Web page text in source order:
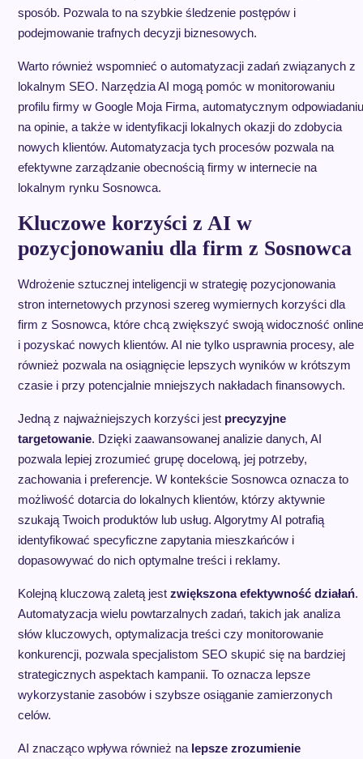
sposób. Pozwala to na szybkie śledzenie postępów i
podejmowanie trafnych decyzji biznesowych.
Warto również wspomnieć o automatyzacji zadań związanych z
lokalnym SEO. Narzędzia AI mogą pomóc w monitorowaniu
profilu firmy w Google Moja Firma, automatycznym odpowiadaniu
na opinie, a także w identyfikacji lokalnych okazji do zdobycia
nowych klientów. Automatyzacja tych procesów pozwala na
efektywne zarządzanie obecnością firmy w internecie na
lokalnym rynku Sosnowca.
Kluczowe korzyści z AI w
pozycjonowaniu dla firm z Sosnowca
Wdrożenie sztucznej inteligencji w strategię pozycjonowania
stron internetowych przynosi szereg wymiernych korzyści dla
firm z Sosnowca, które chcą zwiększyć swoją widoczność online
i pozyskać nowych klientów. AI nie tylko usprawnia procesy, ale
również pozwala na osiągnięcie lepszych wyników w krótszym
czasie i przy potencjalnie mniejszych nakładach finansowych.
Jedną z najważniejszych korzyści jest precyzyjne
targetowanie. Dzięki zaawansowanej analizie danych, AI
pozwala lepiej zrozumieć grupę docelową, jej potrzeby,
zachowania i preferencje. W kontekście Sosnowca oznacza to
możliwość dotarcia do lokalnych klientów, którzy aktywnie
szukają Twoich produktów lub usług. Algorytmy AI potrafią
identyfikować specyficzne zapytania mieszkańców i
dopasowywać do nich optymalne treści i reklamy.
Kolejną kluczową zaletą jest zwiększona efektywność działań.
Automatyzacja wielu powtarzalnych zadań, takich jak analiza
słów kluczowych, optymalizacja treści czy monitorowanie
konkurencji, pozwala specjalistom SEO skupić się na bardziej
strategicznych aspektach kampanii. To oznacza lepsze
wykorzystanie zasobów i szybsze osiąganie zamierzonych
celów.
AI znacząco wpływa również na lepsze zrozumienie